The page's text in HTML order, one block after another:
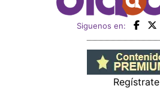
Siguenos en:
Regístrate